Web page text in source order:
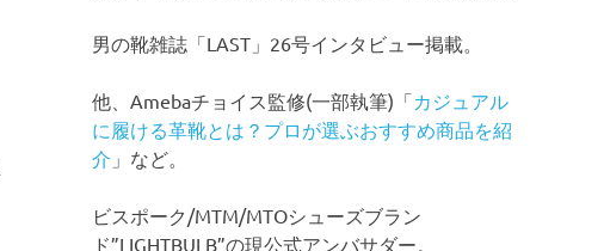
男の靴雑誌「LAST」26号インタビュー掲載。
他、Amebaチョイス監修(一部執筆)「カジュアル
に履ける革靴とは？プロが選ぶおすすめ商品を紹
介 」など。
ビスポーク/MTM/MTOシューズブラン
ド”LIGHTBULB”の現公式アンバサダー。